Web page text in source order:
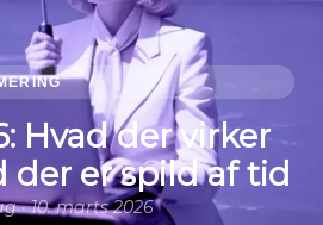
Hvad der virker
der er spild af tid
· 10. marts 2026